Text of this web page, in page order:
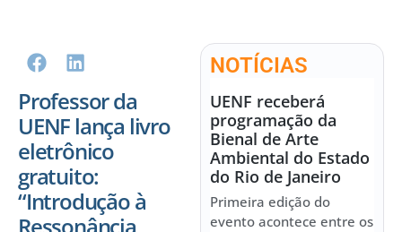
Professor da
UENF lança livro
eletrônico
gratuito:
“Introdução à
Ressonância
NOTÍCIAS
UENF receberá
programação da
Bienal de Arte
Ambiental do Estado
do Rio de Janeiro
Primeira edição do
evento acontece entre os